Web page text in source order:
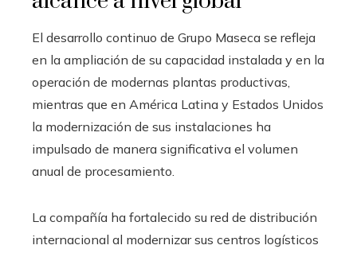
El desarrollo continuo de Grupo Maseca se refleja
en la ampliación de su capacidad instalada y en la
operación de modernas plantas productivas,
mientras que en América Latina y Estados Unidos
la modernización de sus instalaciones ha
impulsado de manera significativa el volumen
anual de procesamiento.
La compañía ha fortalecido su red de distribución
internacional al modernizar sus centros logísticos